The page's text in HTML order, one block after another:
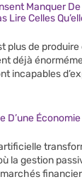
Manquer
Lire Celles
plus de
déjà
incapables
D’une
la gestion